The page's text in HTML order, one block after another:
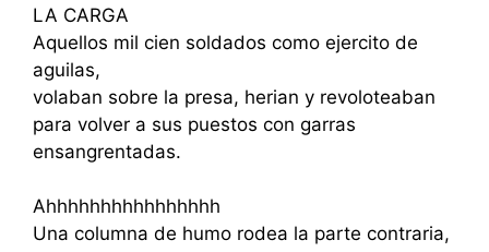
LA CARGA
Aquellos mil cien soldados como ejercito de
aguilas,
volaban sobre la presa, herian y revoloteaban
para volver a sus puestos con garras
ensangrentadas.
Ahhhhhhhhhhhhhhhh
Una columna de humo rodea la parte contraria,